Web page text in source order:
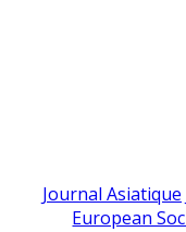
Journal Asiatique
European